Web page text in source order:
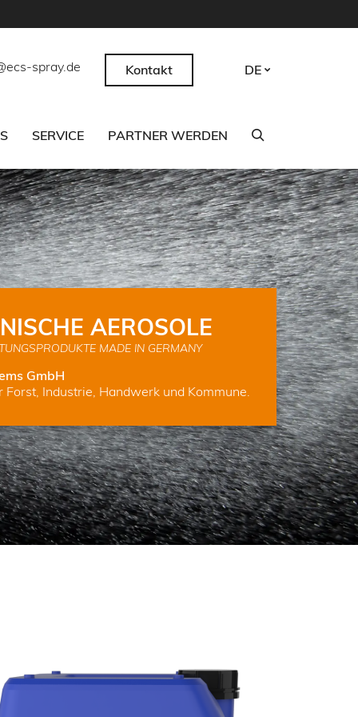
spray.de Kontakt DE
SERVICE PARTNER WERDEN
AEROSOLE
MADE IN GERMANY
GmbH
Forst, Industrie, Handwerk und Kommune.